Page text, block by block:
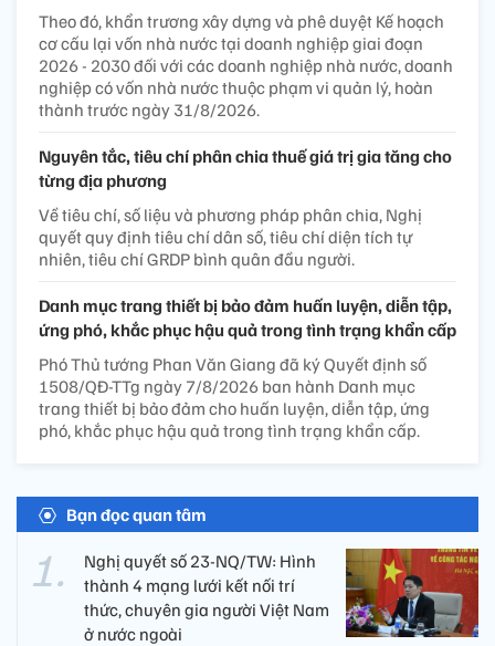
Theo đó, khẩn trương xây dựng và phê duyệt Kế hoạch
cơ cấu lại vốn nhà nước tại doanh nghiệp giai đoạn
2026 - 2030 đối với các doanh nghiệp nhà nước, doanh
nghiệp có vốn nhà nước thuộc phạm vi quản lý, hoàn
thành trước ngày 31/8/2026.
Nguyên tắc, tiêu chí phân chia thuế giá trị gia tăng cho
từng địa phương
Về tiêu chí, số liệu và phương pháp phân chia, Nghị
quyết quy định tiêu chí dân số, tiêu chí diện tích tự
nhiên, tiêu chí GRDP bình quân đầu người.
Danh mục trang thiết bị bảo đảm huấn luyện, diễn tập,
ứng phó, khắc phục hậu quả trong tình trạng khẩn cấp
Phó Thủ tướng Phan Văn Giang đã ký Quyết định số
1508/QĐ-TTg ngày 7/8/2026 ban hành Danh mục
trang thiết bị bảo đảm cho huấn luyện, diễn tập, ứng
phó, khắc phục hậu quả trong tình trạng khẩn cấp.
Bạn đọc quan tâm
Nghị quyết số 23-NQ/TW: Hình
thành 4 mạng lưới kết nối trí
thức, chuyên gia người Việt Nam
ở nước ngoài